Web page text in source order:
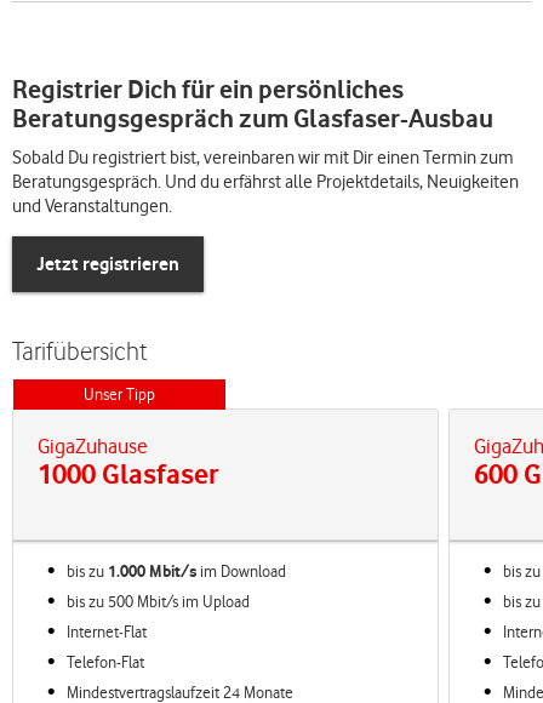
Registrier Dich für ein persönliches
Beratungsgespräch zum Glasfaser-Ausbau
Sobald Du registriert bist, vereinbaren wir mit Dir einen Termin zum
Beratungsgespräch. Und du erfährst alle Projektdetails, Neuigkeiten
und Veranstaltungen.
Jetzt registrieren
Tarifübersicht
Unser Tipp
GigaZuhause
1000 Glasfaser
bis zu 1.000 Mbit/s im Download
bis zu 500 Mbit/s im Upload
Internet-Flat
Telefon-Flat
Mindestvertragslaufzeit 24 Monate
600
bis zu
bis